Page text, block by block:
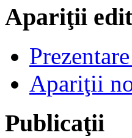
Apariţii
Apariţii
Publicaţii